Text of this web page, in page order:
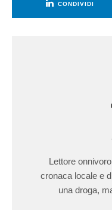
CONDIVIDI
Lettore
cronaca locale e
una droga,